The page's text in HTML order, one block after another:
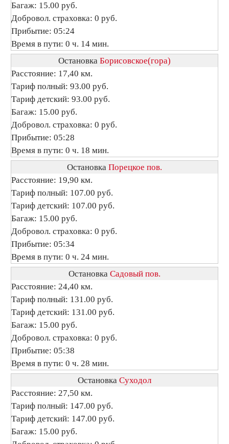
Багаж: 15.00 руб.
Добровол. страховка: 0 руб.
Прибытие: 05:24
Время в пути: 0 ч. 14 мин.
Остановка Борисовское(гора)
Расстояние: 17,40 км.
Тариф полный: 93.00 руб.
Тариф детский: 93.00 руб.
Багаж: 15.00 руб.
Добровол. страховка: 0 руб.
Прибытие: 05:28
Время в пути: 0 ч. 18 мин.
Остановка Порецкое пов.
Расстояние: 19,90 км.
Тариф полный: 107.00 руб.
Тариф детский: 107.00 руб.
Багаж: 15.00 руб.
Добровол. страховка: 0 руб.
Прибытие: 05:34
Время в пути: 0 ч. 24 мин.
Остановка Садовый пов.
Расстояние: 24,40 км.
Тариф полный: 131.00 руб.
Тариф детский: 131.00 руб.
Багаж: 15.00 руб.
Добровол. страховка: 0 руб.
Прибытие: 05:38
Время в пути: 0 ч. 28 мин.
Остановка Суходол
Расстояние: 27,50 км.
Тариф полный: 147.00 руб.
Тариф детский: 147.00 руб.
Багаж: 15.00 руб.